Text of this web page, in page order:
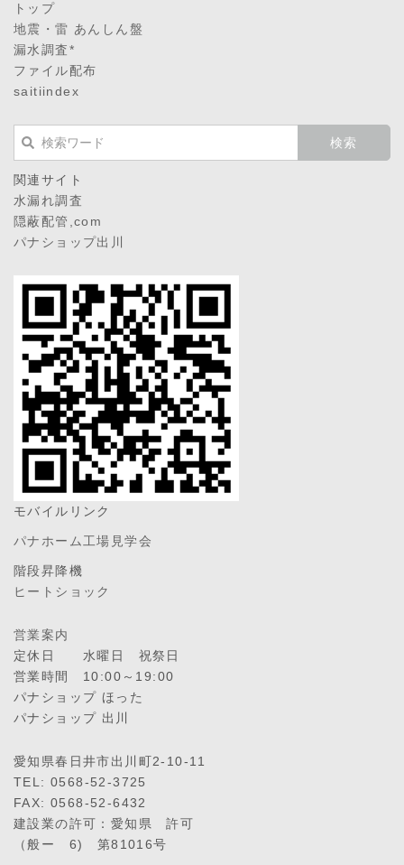
トップ
地震・雷 あんしん盤
漏水調査*
ファイル配布
saitiindex
関連サイト
水漏れ調査
隠蔽配管,com
パナショップ出川
モバイルリンク
パナホーム工場見学会
階段昇降機
ヒートショック
営業案内
定休日 水曜日 祝祭日
営業時間 10:00～19:00
パナショップ ほった
パナショップ 出川
愛知県春日井市出川町2-10-11
TEL: 0568-52-3725
FAX: 0568-52-6432
建設業の許可：愛知県 許可
（般ー 6) 第81016号